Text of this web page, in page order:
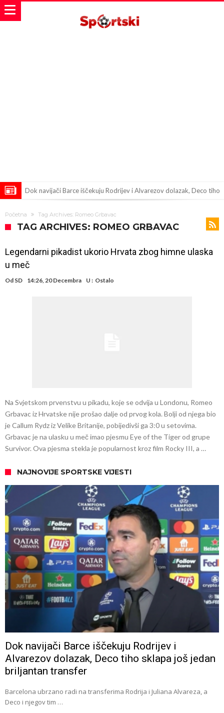
Dok navijači Barce iščekuju Rodrijev i Alvarezov dolazak, Deco tiho
Trabzonspor nastavlja s pojačanjima: Na pomolu novi napadač,
Šok na treningu Barcelone! Prolomio se vrisak, a onda je u suzama
Početna Tag Archives: Romeo Grbavac
TAG ARCHIVES: ROMEO GRBAVAC
Legendarni pikadist ukorio Hrvata zbog himne ulaska
u meč
Od SD 14:26, 20 Decembra U : Ostalo
Na Svjetskom prvenstvu u pikadu, koje se odvija u Londonu, Romeo
Grbavac iz Hrvatske nije prošao dalje od prvog kola. Bolji od njega bio
je Callum Rydz iz Velike Britanije, pobijedivši ga 3:0 u setovima.
Grbavac je na ulasku u meč imao pjesmu Eye of the Tiger od grupe
Survivor. Ova pjesma stekla je popularnost kroz film Rocky III, a …
NAJNOVIJE SPORTSKE VIJESTI
Dok navijači Barce iščekuju Rodrijev i
Alvarezov dolazak, Deco tiho sklapa još jedan
briljantan transfer
Barcelona ubrzano radi na transferima Rodrija i Juliana Alvareza, a
Deco i njegov tim …